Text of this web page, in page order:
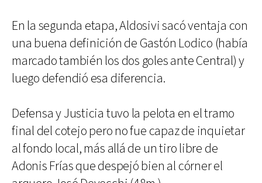
En la segunda etapa, Aldosivi sacó ventaja con
una buena definición de Gastón Lodico (había
marcado también los dos goles ante Central) y
luego defendió esa diferencia.
Defensa y Justicia tuvo la pelota en el tramo
final del cotejo pero no fue capaz de inquietar
al fondo local, más allá de un tiro libre de
Adonis Frías que despejó bien al córner el